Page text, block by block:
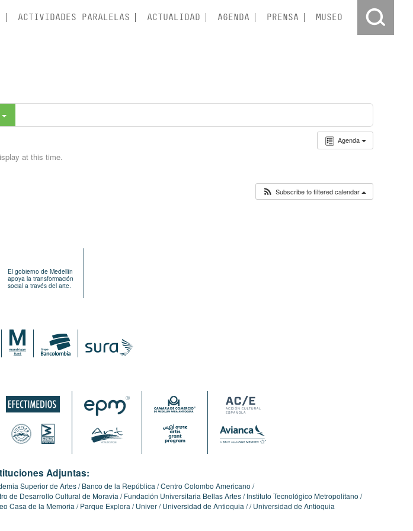
ACTIVIDADES PARALELAS ACTUALIDAD AGENDA PRENSA MUSEO
Agenda
at this time.
Subscribe to filtered calendar
El gobierno de Medellín
apoya la transformación
social a través del arte.
Adjuntas:
Superior de Artes Banco de la República Centro Colombo Americano
de Desarrollo Cultural de Moravia
Fundación Universitaria Bellas Artes Instituto Tecnológico Metropolitano
Casa de la Memoria
Parque Explora Univer Universidad de Antioquia Universidad de Antioquia